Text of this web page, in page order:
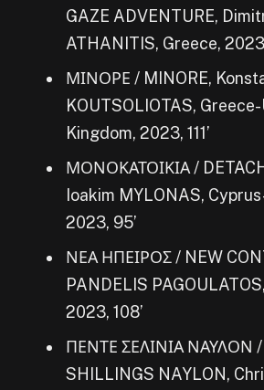
GAZE ADVENTURE,
ATHANITIS, Greece,
ΜΙΝΟΡΕ / MINORE,
KOUTSOLIOTAS,
Kingdom, 2023, 111’
ΜΟΝΟΚΑΤΟΙΚΙΑ /
Ioakim MYLONAS,
2023, 95’
ΝΕΑ ΗΠΕΙΡΟΣ / NEW
PANDELIS
2023, 108’
ΠΕΝΤΕ ΣΕΛΙΝΙΑ ΝΑΥΛΟΝ /
SHILLINGS NAYLON,